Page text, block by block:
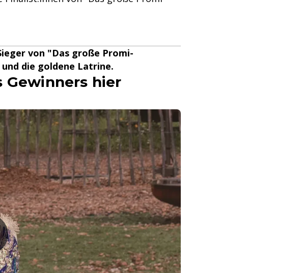
von "Das große Promi-
die goldene Latrine.
Gewinners hier